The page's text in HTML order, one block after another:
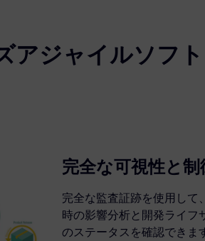
アジャイルソフ
完全な可視性と制
完全な監査証跡を使用して
時の影響分析と開発ライフ
のステータスを確認できま